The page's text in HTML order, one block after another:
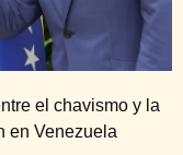
el chavismo y la
en Venezuela